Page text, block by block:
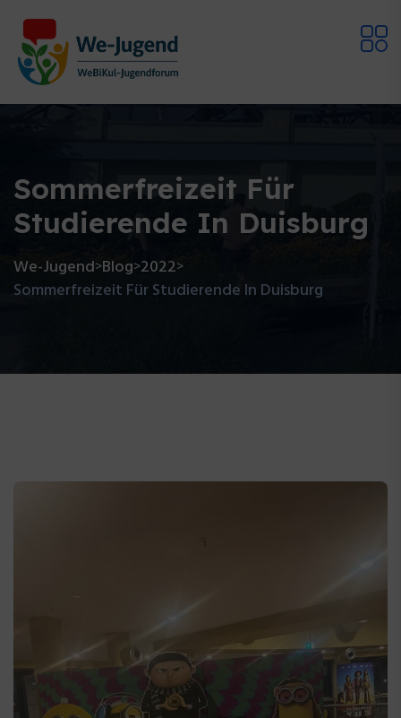
Sommerfreizeit Für
Studierende In Duisburg
We-Jugend>Blog>2022>
Sommerfreizeit Für Studierende In Duisburg